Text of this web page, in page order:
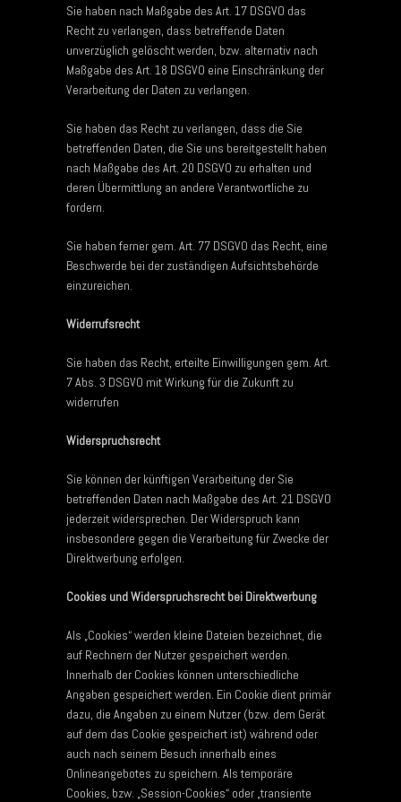
Sie haben nach Maßgabe des Art. 17 DSGVO das
Recht zu verlangen, dass betreffende Daten
unverzüglich gelöscht werden, bzw. alternativ nach
Maßgabe des Art. 18 DSGVO eine Einschränkung der
Verarbeitung der Daten zu verlangen.
Sie haben das Recht zu verlangen, dass die Sie
betreffenden Daten, die Sie uns bereitgestellt haben
nach Maßgabe des Art. 20 DSGVO zu erhalten und
deren Übermittlung an andere Verantwortliche zu
fordern.
Sie haben ferner gem. Art. 77 DSGVO das Recht, eine
Beschwerde bei der zuständigen Aufsichtsbehörde
einzureichen.
Widerrufsrecht
Sie haben das Recht, erteilte Einwilligungen gem. Art.
7 Abs. 3 DSGVO mit Wirkung für die Zukunft zu
widerrufen
Widerspruchsrecht
Sie können der künftigen Verarbeitung der Sie
betreffenden Daten nach Maßgabe des Art. 21 DSGVO
jederzeit widersprechen. Der Widerspruch kann
insbesondere gegen die Verarbeitung für Zwecke der
Direktwerbung erfolgen.
Cookies und Widerspruchsrecht bei Direktwerbung
Als „Cookies“ werden kleine Dateien bezeichnet, die
auf Rechnern der Nutzer gespeichert werden.
Innerhalb der Cookies können unterschiedliche
Angaben gespeichert werden. Ein Cookie dient primär
dazu, die Angaben zu einem Nutzer (bzw. dem Gerät
auf dem das Cookie gespeichert ist) während oder
auch nach seinem Besuch innerhalb eines
Onlineangebotes zu speichern. Als temporäre
Cookies, bzw. „Session-Cookies“ oder „transiente